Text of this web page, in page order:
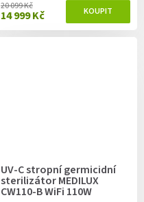
14 999 Kč
20 099 Kč
UV-C stropní germicidní
sterilizátor MEDILUX
CW110-B WiFi 110W